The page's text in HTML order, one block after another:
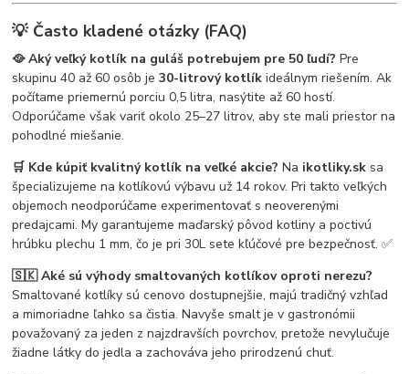
💡 Často kladené otázky (FAQ)
🥘 Aký veľký kotlík na guláš potrebujem pre 50 ľudí? Pre
skupinu 40 až 60 osôb je30-litrový kotlík ideálnym riešením. Ak
počítame priemernú porciu 0,5 litra, nasýtite až 60 hostí.
Odporúčame však variť okolo 25–27 litrov, aby ste mali priestor na
pohodlné miešanie.
🛒 Kde kúpiť kvalitný kotlík na veľké akcie? Na ikotliky.sk sa
špecializujeme na kotlíkovú výbavu už 14 rokov. Pri takto veľkých
objemoch neodporúčame experimentovať s neoverenými
predajcami. My garantujeme maďarský pôvod kotliny a poctivú
hrúbku plechu 1 mm, čo je pri 30L sete kľúčové pre bezpečnosť. ✅
🇸🇰 Aké sú výhody smaltovaných kotlíkov oproti nerezu?
Smaltované kotlíky sú cenovo dostupnejšie, majú tradičný vzhľad
a mimoriadne ľahko sa čistia. Navyše smalt je v gastronómii
považovaný za jeden z najzdravších povrchov, pretože nevylučuje
žiadne látky do jedla a zachováva jeho prirodzenú chuť.